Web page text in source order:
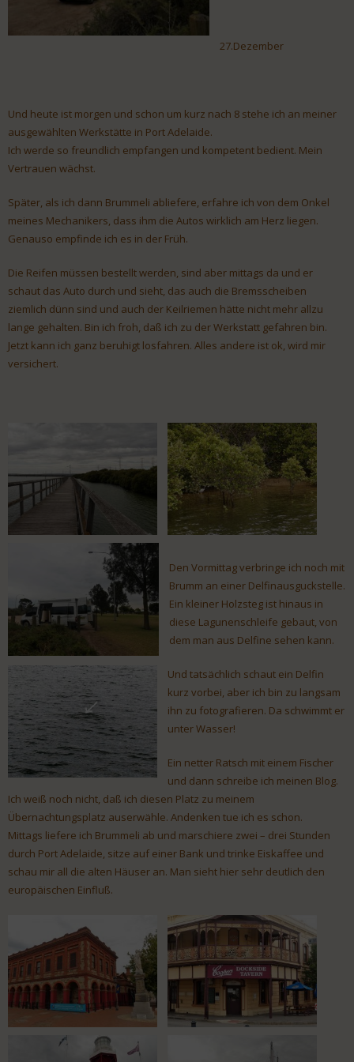
27.Dezember
Und heute ist morgen und schon um kurz nach 8 stehe ich an meiner
ausgewählten Werkstätte in Port Adelaide.
Ich werde so freundlich empfangen und kompetent bedient. Mein
Vertrauen wächst.
Später, als ich dann Brummeli abliefere, erfahre ich von dem Onkel
meines Mechanikers, dass ihm die Autos wirklich am Herz liegen.
Genauso empfinde ich es in der Früh.
Die Reifen müssen bestellt werden, sind aber mittags da und er
schaut das Auto durch und sieht, das auch die Bremsscheiben
ziemlich dünn sind und auch der Keilriemen hätte nicht mehr allzu
lange gehalten. Bin ich froh, daß ich zu der Werkstatt gefahren bin.
Jetzt kann ich ganz beruhigt losfahren. Alles andere ist ok, wird mir
versichert.
Den Vormittag verbringe ich noch mit
Brumm an einer Delfinausguckstelle.
Ein kleiner Holzsteg ist hinaus in
diese Lagunenschleife gebaut, von
dem man aus Delfine sehen kann.
Und tatsächlich schaut ein Delfin
kurz vorbei, aber ich bin zu langsam
ihn zu fotografieren. Da schwimmt er
unter Wasser!
Ein netter Ratsch mit einem Fischer
und dann schreibe ich meinen Blog.
Ich weiß noch nicht, daß ich diesen Platz zu meinem
Übernachtungsplatz auserwähle. Andenken tue ich es schon.
Mittags liefere ich Brummeli ab und marschiere zwei – drei Stunden
durch Port Adelaide, sitze auf einer Bank und trinke Eiskaffee und
schau mir all die alten Häuser an. Man sieht hier sehr deutlich den
europäischen Einfluß.